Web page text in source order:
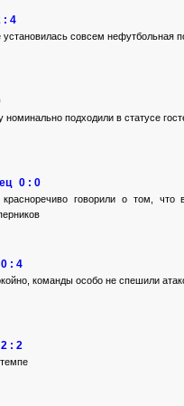
: 4
совсем нефутбольная
подходили в статусе
0 : 0
говорили о том, что
0 : 4
команды особо не спешили
2 : 2